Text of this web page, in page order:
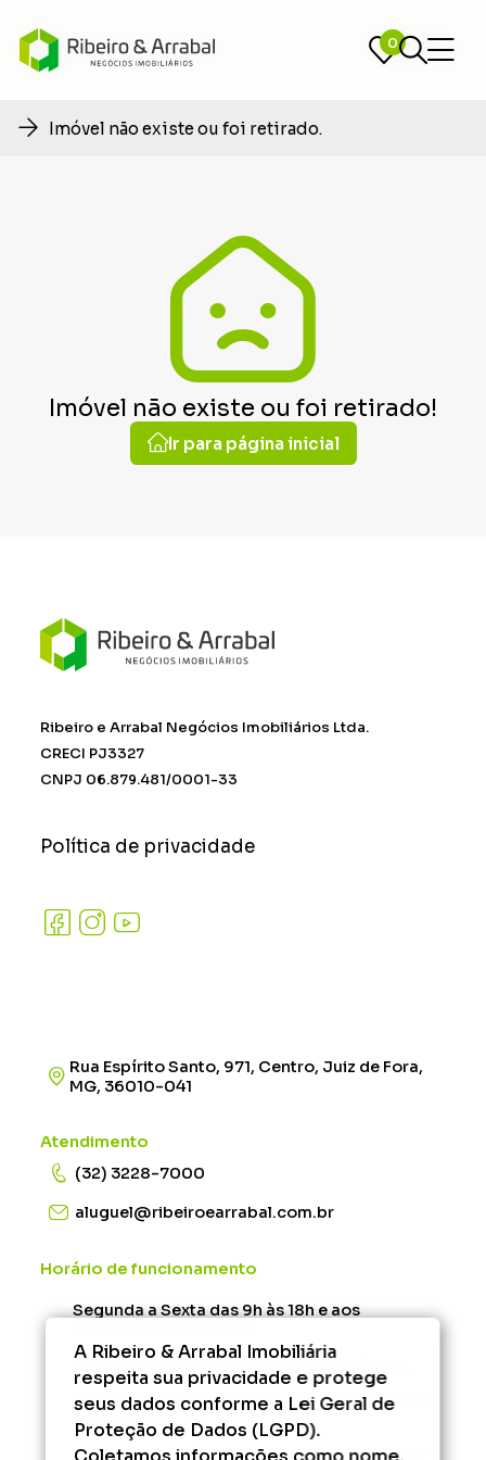
0
0
Imóvel não existe ou foi retirado.
Imóvel não existe ou foi retirado!
Ir para página inicial
Ribeiro e Arrabal Negócios Imobiliários Ltda.
CRECI PJ3327
CNPJ 06.879.481/0001-33
Política de privacidade
Rua Espírito Santo, 971, Centro, Juiz de Fora,
MG, 36010-041
Atendimento
(32) 3228-7000
aluguel@ribeiroearrabal.com.br
Horário de funcionamento
Segunda a Sexta das 9h às 18h e aos
Administrativo/Financeiro - Segunda à Sexta
das 9h às 17h.
Fora desse horário, consulte os serviços que
A Ribeiro & Arrabal Imobiliária
respeita sua privacidade e protege
seus dados conforme a Lei Geral de
Proteção de Dados (LGPD).